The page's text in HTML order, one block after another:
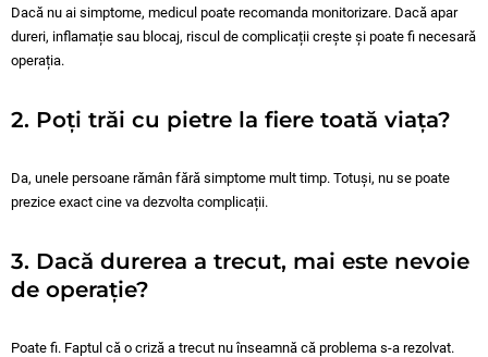
Dacă nu ai simptome, medicul poate recomanda monitorizare. Dacă apar
dureri, inflamație sau blocaj, riscul de complicații crește și poate fi necesară
operația.
2. Poți trăi cu pietre la fiere toată viața?
Da, unele persoane rămân fără simptome mult timp. Totuși, nu se poate
prezice exact cine va dezvolta complicații.
3. Dacă durerea a trecut, mai este nevoie
de operație?
Poate fi. Faptul că o criză a trecut nu înseamnă că problema s-a rezolvat.